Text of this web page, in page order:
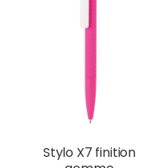
Stylo X7 finition